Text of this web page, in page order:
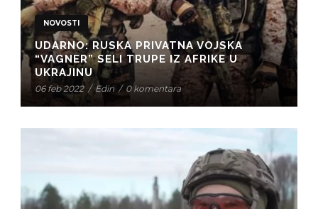
NOVOSTI
UDARNO: RUSKA PRIVATNA VOJSKA
“VAGNER” SELI TRUPE IZ AFRIKE U
UKRAJINU
06 feb 2022 / Edin / 0 komentara